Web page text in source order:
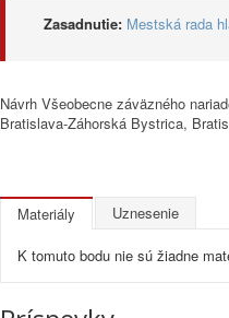
Zasadnutie: Mestská rada
Návrh Všeobecne záväzného
Bratislava-Záhorská Bystrica,
Materiály Uznesenie
K tomuto bodu nie sú žiadne